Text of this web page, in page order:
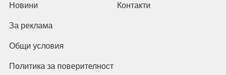
Новини Контакти
За реклама
Общи условия
Политика за поверителност